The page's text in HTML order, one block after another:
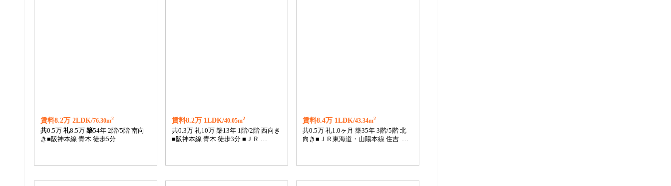
賃料8.2万 2LDK/76.30m2
共0.5万礼8.5万築54年 2階/5階 南向
き■阪神本線 青木 徒歩5分
賃料8.2万 1LDK/40.05m2
共0.3万 礼10万 築13年 1階/2階 西向き
■阪神本線 青木 徒歩3分 ■ＪＲ …
賃料8.4万 1LDK/43.34m2
共0.5万 礼1.0ヶ月 築35年 3階/5階 北
向き■ＪＲ東海道・山陽本線 住吉 …